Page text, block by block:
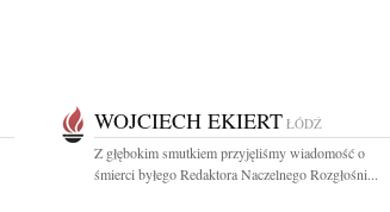
WOJCIECH EKIERT ŁÓDŹ
Z głębokim smutkiem przyjęliśmy wiadomość o
śmierci byłego Redaktora Naczelnego Rozgłośni...